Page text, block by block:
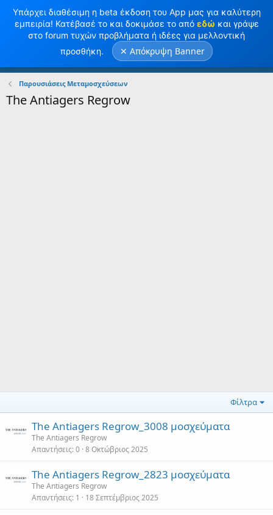
Υπάρχει διαθέσιμη η beta έκδοση του App μας για καλύτερη
εμπειρία! Κατέβασέ το και δοκιμάσε το από εδώ και γράψε
στο forum τυχών προβλήματα ή ιδέες για μελλοντική
προσθήκη.
✕ Απόκρυψη Banner
Σύνδεση
Παρουσιάσεις Μεταμοσχεύσεων
The Antiagers Regrow
Φίλτρα
The Antiagers Regrow_3008 μοσχεύματα
The Antiagers Regrow
Απαντήσεις 0 8 Οκτώβριος 2025
The Antiagers Regrow_2823 μοσχεύματα
The Antiagers Regrow
Απαντήσεις 1 18 Σεπτέμβριος 2025